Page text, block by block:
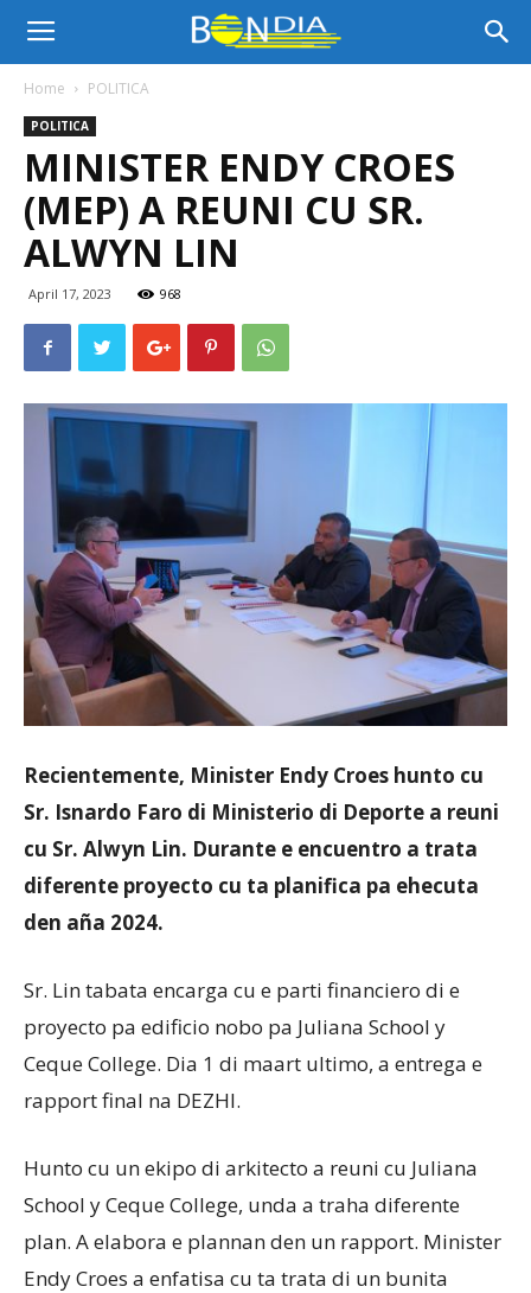
Bon
Dia
Aruba
Noticia
Aruba
Home POLITICA
POLITICA
MINISTER ENDY CROES
(MEP) A REUNI CU SR.
ALWYN LIN
April 17, 2023 968
Recientemente, Minister Endy Croes hunto cu
Sr. Isnardo Faro di Ministerio di Deporte a reuni
cu Sr. Alwyn Lin. Durante e encuentro a trata
diferente proyecto cu ta planifica pa ehecuta
den aña 2024.
Sr. Lin tabata encarga cu e parti financiero di e
proyecto pa edificio nobo pa Juliana School y
Ceque College. Dia 1 di maart ultimo, a entrega e
rapport final na DEZHI.
Hunto cu un ekipo di arkitecto a reuni cu Juliana
School y Ceque College, unda a traha diferente
plan. A elabora e plannan den un rapport. Minister
Endy Croes a enfatisa cu ta trata di un bunita